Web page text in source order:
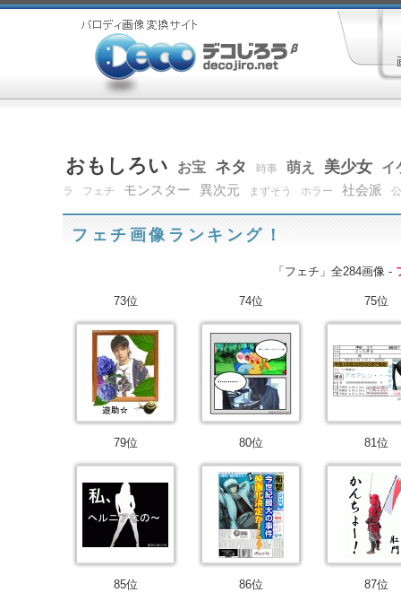
おもしろい お宝 ネタ 時事 萌え 美少女 イ
ラ フェチ モンスター 異次元 まずそう ホラー 社会派
フェチ画像ランキング！
「フェチ」全284画像 -
73位 74位 75位
79位 80位 81位
85位 86位 87位